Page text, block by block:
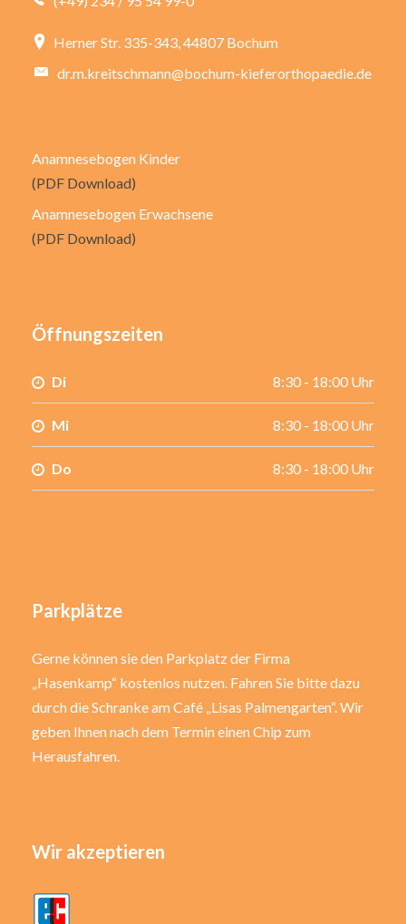
Herner Str. 335-343, 44807 Bochum
dr.m.kreitschmann@bochum-kieferorthopaedie.de
Anamnesebogen Kinder
(PDF Download)
Anamnesebogen Erwachsene
(PDF Download)
Öffnungszeiten
Di 8:30 - 18:00 Uhr
Mi 8:30 - 18:00 Uhr
Do 8:30 - 18:00 Uhr
Parkplätze
Gerne können sie den Parkplatz der Firma
„Hasenkamp“ kostenlos nutzen. Fahren Sie bitte dazu
durch die Schranke am Café „Lisas Palmengarten“. Wir
geben Ihnen nach dem Termin einen Chip zum
Herausfahren.
Wir akzeptieren